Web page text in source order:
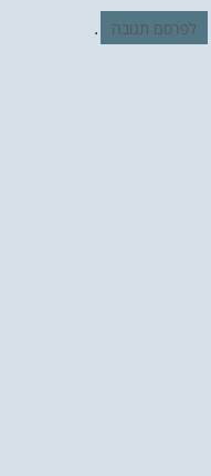
לפרסם תגובה .